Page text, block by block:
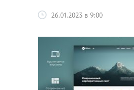
26.01.2023 в 9:00